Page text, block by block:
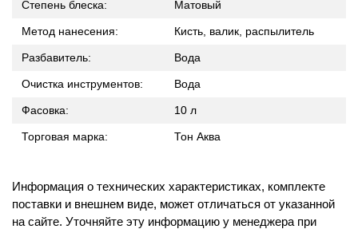
Степень блеска: Матовый
Метод нанесения: Кисть, валик, распылитель
Разбавитель: Вода
Очистка инструментов: Вода
Фасовка: 10 л
Торговая марка: Тон Аква
Информация о технических характеристиках, комплекте
поставки и внешнем виде, может отличаться от указанной
на сайте. Уточняйте эту информацию у менеджера при